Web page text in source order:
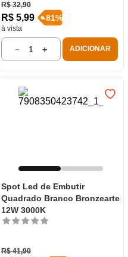
R$ 32,90
R$ 5,99
à vista
-81%
＋
－ ADICIONAR
Spot Led de Embutir
Quadrado Branco Bronzearte
12W 3000K
R$ 41,90